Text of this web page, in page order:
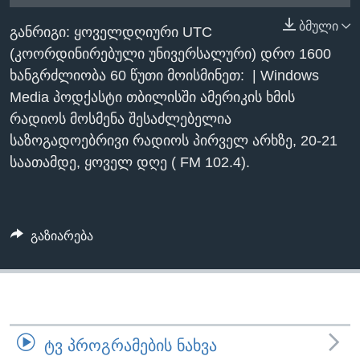
ᲯᲐᲜᲛᲠᲗᲔᲚᲝᲑᲐ
ᲛᲔᲪᲜᲘᲔᲠᲔᲑᲐ
ᲘᲜᲢᲔᲠᲕᲘᲣ
ᲙᲣᲚᲢᲣᲠᲐ
ᲒᲐᲚᲘᲚᲔᲝ
Learning English
ᲗᲕᲐᲚᲘ ᲒᲕᲐᲓᲔᲕᲜᲔᲗ
ენები
ბმული
განრიგი: ყოველდღიური UTC
(კოორდინირებული უნივერსალური) დრო 1600
ხანგრძლიობა 60 წუთი მოისმინეთ: | Windows
Media პოდქასტი თბილისში ამერიკის ხმის
რადიოს მოსმენა შესაძლებელია
საზოგადოებრივი რადიოს პირველ არხზე, 20-21
საათამდე, ყოველ დღე ( FM 102.4).
გაზიარება
ᲢᲕ ᲞᲠᲝᲒᲠᲐᲛᲔᲑᲘᲡ ᲜᲐᲮᲕᲐ